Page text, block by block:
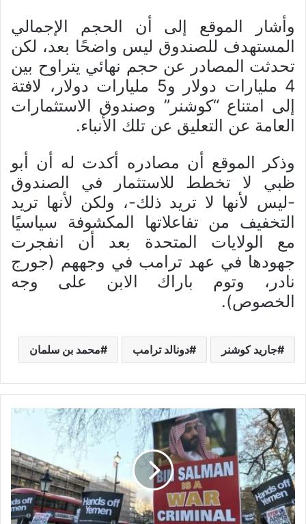
وأشار الموقع إلى أن الحجم الإجمالي
المستهدف للصندوق ليس واضحًا بعد، لكن
تحدثت المصادر عن حجم نهائي يتراوح بين
4 مليارات دولار و5 مليارات دولار، لافتة
إلى امتناع “كوشنر” وصندوق الاستثمارات
العامة عن التعليق عن تلك الأنباء.
وذكر الموقع أن مصادره أكدت له أن أبو
ظبي لا تخطط للاستثمار في الصندوق
-ليس لأنها لا تريد ذلك-، ولكن لأنها تريد
التخفيف من تفاعلاتها المكشوفة سياسيًا
مع الولايات المتحدة بعد أن انفجرت
جهودها في عهد ترامب في وجههم (جورج
نادر، وتوم باراك الابن على وجه
الخصوص).
جاريد كوشنر دونالد ترامب محمد بن سلمان